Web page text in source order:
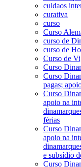
cuidaos
curativa
curso
Curso
curso de
curso de
Curso de
Curso
Curso
pagas;
Curso
apoio na
férias
Curso
apoio na
e subsídio
Curso